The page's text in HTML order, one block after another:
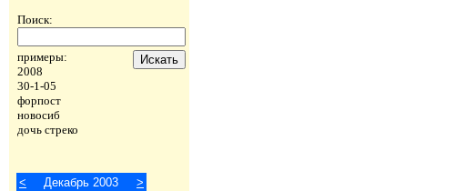
Поиск:
примеры:
2008
30-1-05
форпост
новосиб
дочь стреко
< Декабрь 2003
>